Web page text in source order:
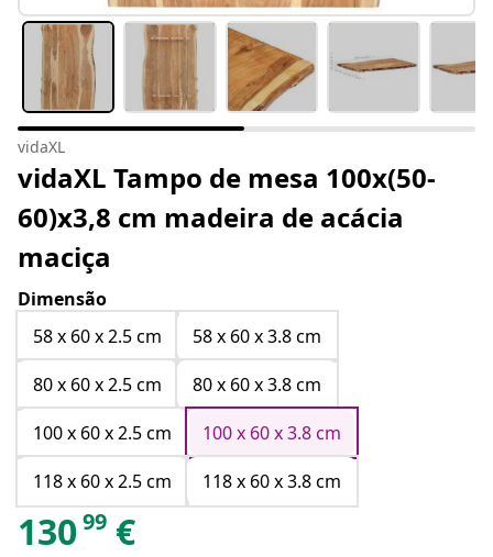
vidaXL
vidaXL Tampo de mesa 100x(50-
60)x3,8 cm madeira de acácia
maciça
Dimensão
58 x 60 x 2.5 cm
58 x 60 x 3.8 cm
80 x 60 x 2.5 cm
80 x 60 x 3.8 cm
100 x 60 x 2.5 cm
100 x 60 x 3.8 cm
118 x 60 x 2.5 cm
118 x 60 x 3.8 cm
13099 €